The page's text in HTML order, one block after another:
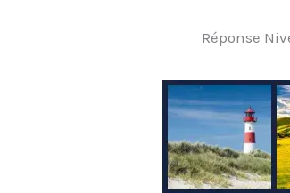
Réponse